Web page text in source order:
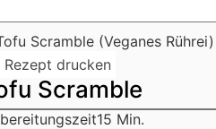
Rezept drucken
Scramble
15 Minuten
Min.